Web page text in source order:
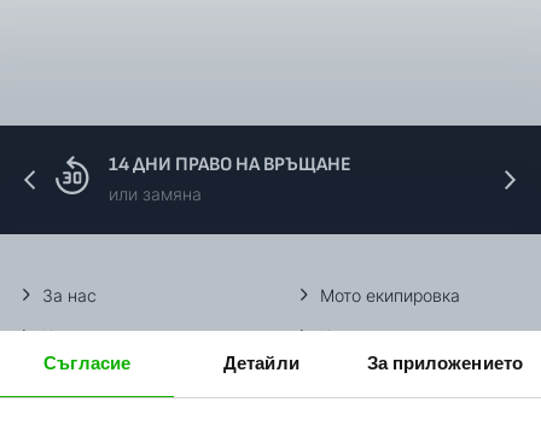
Съгласие Детайли За приложението
14 ДНИ ПРАВО НА ВРЪЩАНЕ
или замяна
За нас
Контакти
Мото екипировка
Каски за мотор
Ботуши за мотор